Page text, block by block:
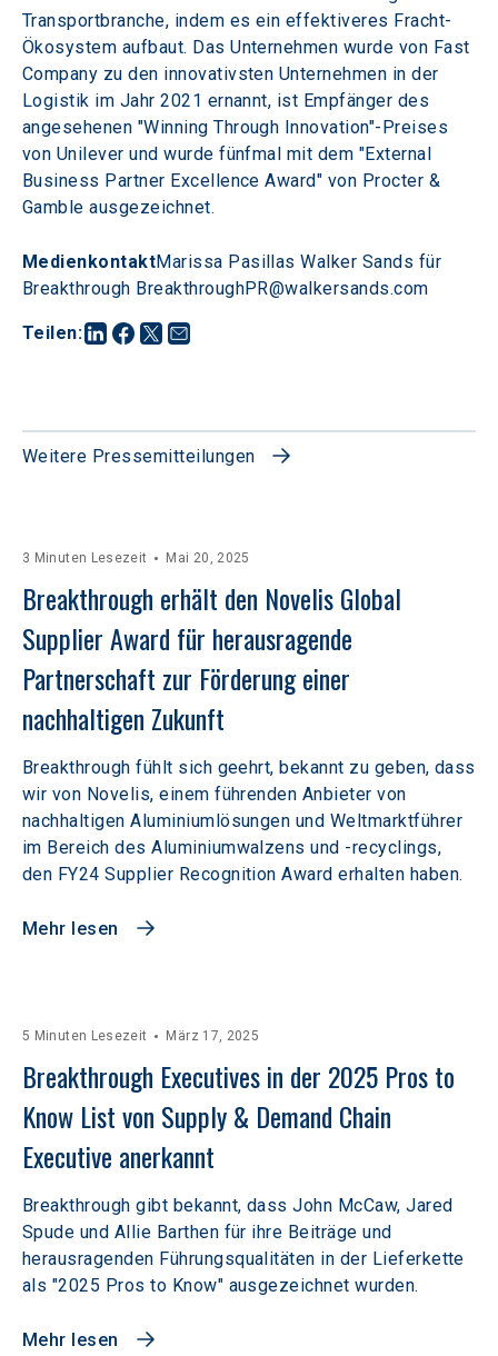
Teilen:
Transportbranche, indem es ein effektiveres Fracht-
Ökosystem aufbaut. Das Unternehmen wurde von Fast
Company zu den innovativsten Unternehmen in der
Logistik im Jahr 2021 ernannt, ist Empfänger des
angesehenen "Winning Through Innovation"-Preises
von Unilever und wurde fünfmal mit dem "External
Business Partner Excellence Award" von Procter &
Gamble ausgezeichnet.
MedienkontaktMarissa Pasillas Walker Sands für
Breakthrough BreakthroughPR@walkersands.com
Weitere Pressemitteilungen
3 Minuten Lesezeit Mai 20, 2025
Breakthrough erhält den Novelis Global
Supplier Award für herausragende
Partnerschaft zur Förderung einer
nachhaltigen Zukunft
Breakthrough fühlt sich geehrt, bekannt zu geben, dass
wir von Novelis, einem führenden Anbieter von
nachhaltigen Aluminiumlösungen und Weltmarktführer
im Bereich des Aluminiumwalzens und -recyclings,
den FY24 Supplier Recognition Award erhalten haben.
Mehr lesen
5 Minuten Lesezeit März 17, 2025
Breakthrough Executives in der 2025 Pros to
Know List von Supply & Demand Chain
Executive anerkannt
Breakthrough gibt bekannt, dass John McCaw, Jared
Spude und Allie Barthen für ihre Beiträge und
herausragenden Führungsqualitäten in der Lieferkette
als "2025 Pros to Know" ausgezeichnet wurden.
Mehr lesen